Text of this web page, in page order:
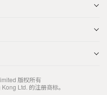
版权所有
Ltd. 的注册商标。